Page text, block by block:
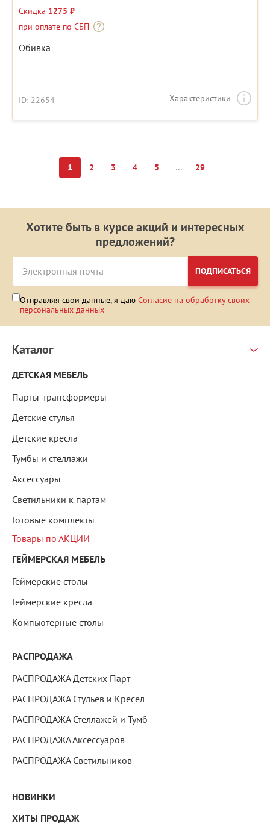
Скидка 1275 ₽
при оплате по СБП
Обивка
ID: 22654 Характеристики
1 2 3 4 5 ... 29
Хотите быть в курсе акций и интересных
предложений?
ПОДПИСАТЬСЯ
Отправляя свои данные, я даю Согласие на обработку своих
персональных данных
Каталог
ДЕТСКАЯ МЕБЕЛЬ
Парты-трансформеры
Детские стулья
Детские кресла
Тумбы и стеллажи
Аксессуары
Светильники к партам
Готовые комплекты
Товары по АКЦИИ
ГЕЙМЕРСКАЯ МЕБЕЛЬ
Геймерские столы
Геймерские кресла
Компьютерные столы
РАСПРОДАЖА
РАСПРОДАЖА Детских Парт
РАСПРОДАЖА Стульев и Кресел
РАСПРОДАЖА Стеллажей и Тумб
РАСПРОДАЖА Аксессуаров
РАСПРОДАЖА Светильников
НОВИНКИ
ХИТЫ ПРОДАЖ